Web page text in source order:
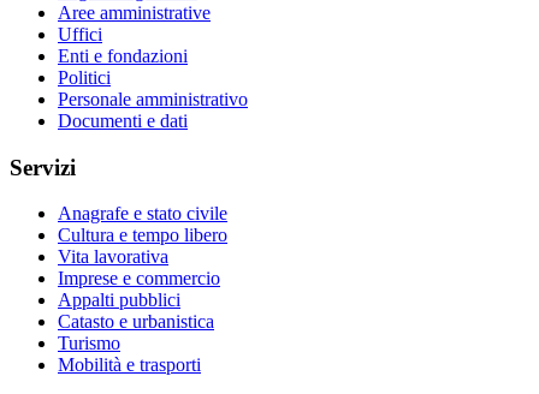
Aree amministrative
Uffici
Enti e fondazioni
Politici
Personale amministrativo
Documenti e dati
Servizi
Anagrafe e stato civile
Cultura e tempo libero
Vita lavorativa
Imprese e commercio
Appalti pubblici
Catasto e urbanistica
Turismo
Mobilità e trasporti